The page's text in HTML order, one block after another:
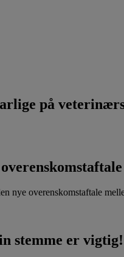
på
nye overenskomstaftale
stemme er vigtig!